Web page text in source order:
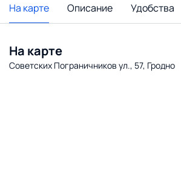
На карте Описание Удобства
На карте
Советских Пограничников ул., 57, Гродно